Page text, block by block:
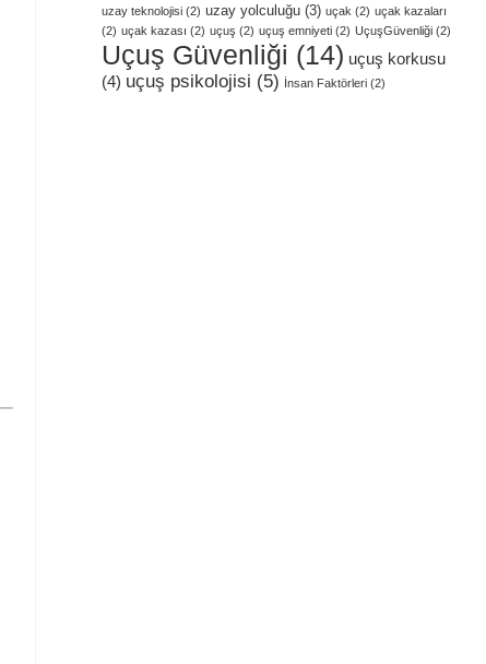
uzay teknolojisi (2) uzay yolculuğu (3) uçak (2) uçak kazaları
(2) uçak kazası (2) uçuş (2) uçuş emniyeti (2) UçuşGüvenliği (2)
Uçuş Güvenliği (14) uçuş korkusu
(4) uçuş psikolojisi (5) İnsan Faktörleri (2)